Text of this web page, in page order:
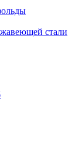
стали